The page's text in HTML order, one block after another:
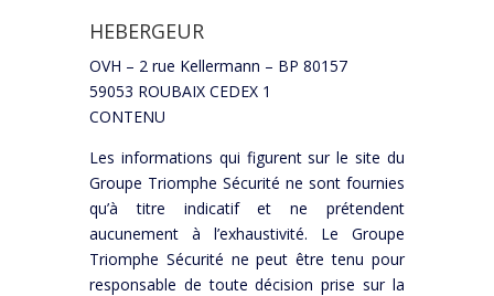
HEBERGEUR
OVH – 2 rue Kellermann – BP 80157
59053 ROUBAIX CEDEX 1
CONTENU
Les informations qui figurent sur le site du
Groupe Triomphe Sécurité ne sont fournies
qu’à titre indicatif et ne prétendent
aucunement à l’exhaustivité. Le Groupe
Triomphe Sécurité ne peut être tenu pour
responsable de toute décision prise sur la